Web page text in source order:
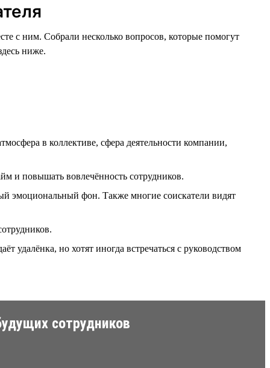
с ним. Собрали несколько вопросов, которые помогут
ниже.
в коллективе, сфера деятельности компании,
и повышать вовлечённость сотрудников.
эмоциональный фон. Также многие соискатели видят
но хотят иногда встречаться с руководством
сотрудников